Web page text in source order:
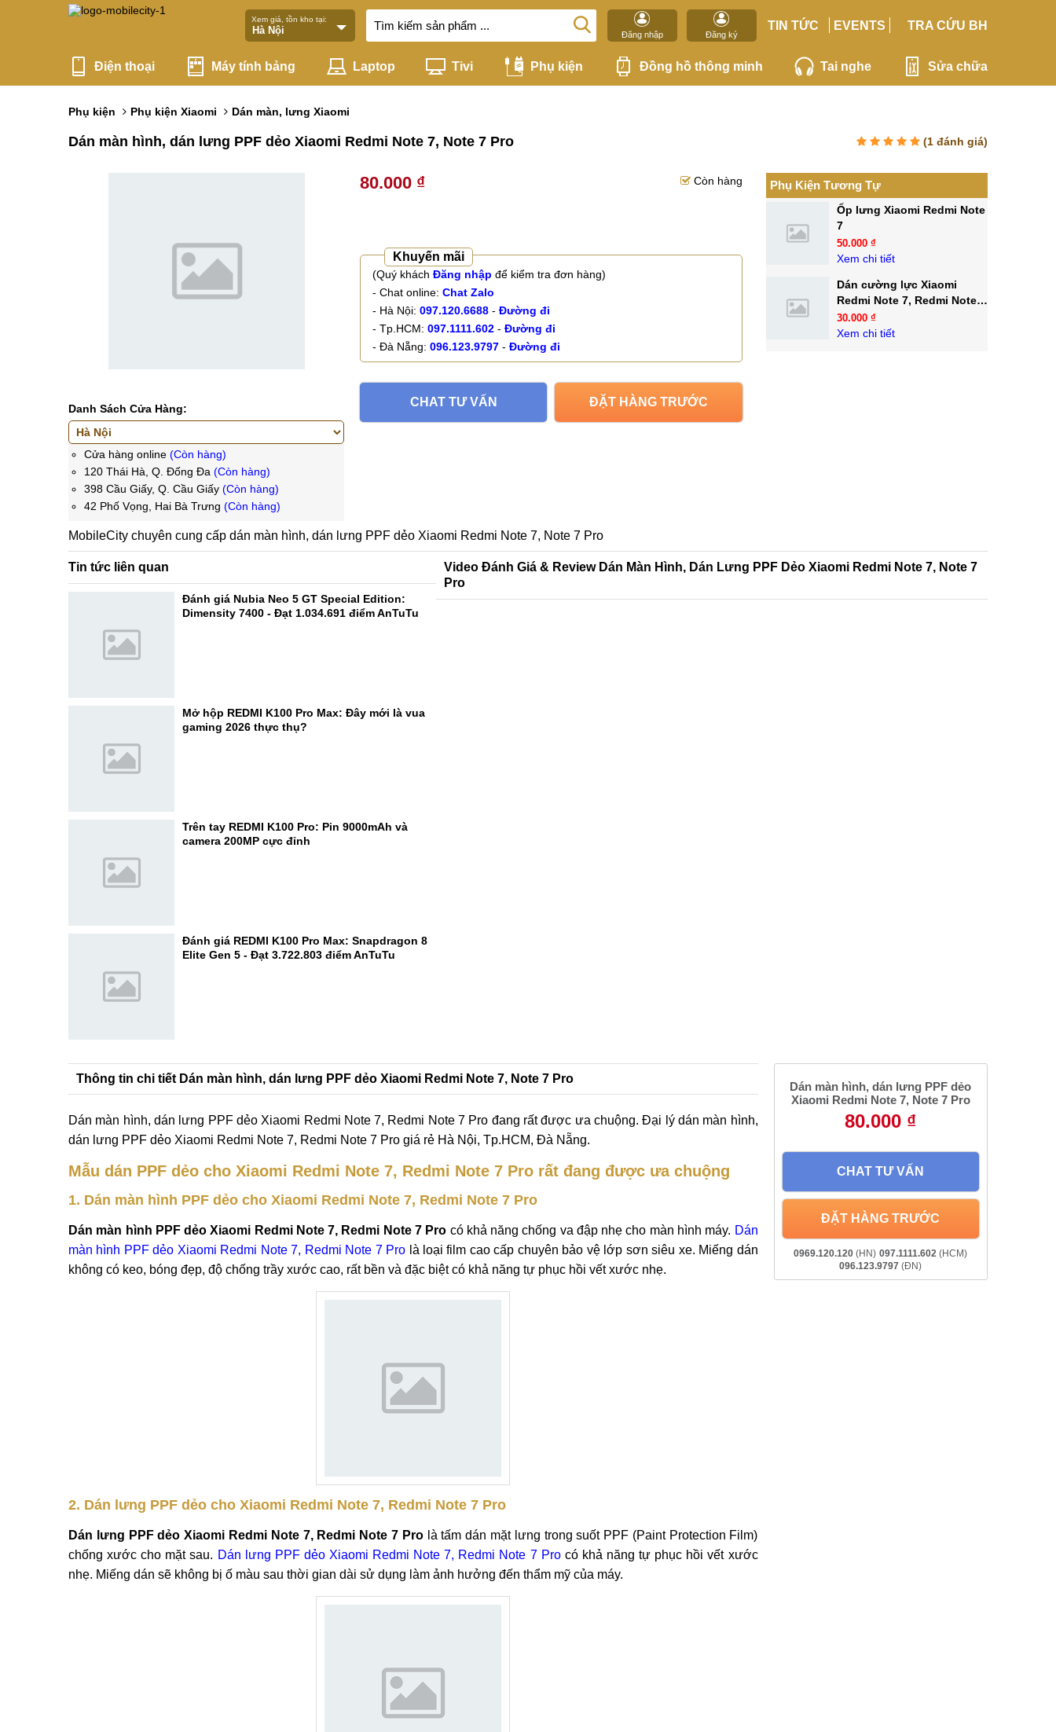
Xem giá, tồn kho tại:
Đăng nhập Đăng ký
TIN TỨC EVENTS TRA CỨU BH
Điện thoại Máy tính bảng Laptop Tivi Phụ kiện Đồng hồ thông minh Tai nghe Sửa chữa
Phụ kiện Phụ kiện Xiaomi Dán màn, lưng Xiaomi
Dán màn hình, dán lưng PPF dẻo Xiaomi Redmi Note 7, Note 7 Pro (1 đánh giá)
Danh Sách Cửa Hàng:
Cửa hàng online (Còn hàng)
120 Thái Hà, Q. Đống Đa (Còn hàng)
398 Cầu Giấy, Q. Cầu Giấy (Còn hàng)
42 Phố Vọng, Hai Bà Trưng (Còn hàng)
80.000 ₫ Còn hàng
Khuyến mãi
(Quý khách Đăng nhập để kiểm tra đơn hàng)
- Chat online: Chat Zalo
- Hà Nội: 097.120.6688 - Đường đi
- Tp.HCM: 097.1111.602 - Đường đi
- Đà Nẵng: 096.123.9797 - Đường đi
CHAT TƯ VẤN ĐẶT HÀNG TRƯỚC
Phụ Kiện Tương Tự
Ốp lưng Xiaomi Redmi Note
7
50.000 ₫
Xem chi tiết
Dán cường lực Xiaomi
Redmi Note 7, Redmi Note 7
Pro
30.000 ₫
Xem chi tiết
MobileCity chuyên cung cấp dán màn hình, dán lưng PPF dẻo Xiaomi Redmi Note 7, Note 7 Pro
Tin tức liên quan
Đánh giá Nubia Neo 5 GT Special Edition:
Dimensity 7400 - Đạt 1.034.691 điểm AnTuTu
Mở hộp REDMI K100 Pro Max: Đây mới là vua
gaming 2026 thực thụ?
Trên tay REDMI K100 Pro: Pin 9000mAh và
camera 200MP cực đỉnh
Đánh giá REDMI K100 Pro Max: Snapdragon 8
Elite Gen 5 - Đạt 3.722.803 điểm AnTuTu
Video Đánh Giá & Review Dán Màn Hình, Dán Lưng PPF Dẻo Xiaomi Redmi Note 7, Note 7
Pro
Thông tin chi tiết Dán màn hình, dán lưng PPF dẻo Xiaomi Redmi Note 7, Note 7 Pro
Dán màn hình, dán lưng PPF dẻo Xiaomi Redmi Note 7, Redmi Note 7 Pro đang rất được ưa chuộng. Đại lý dán màn hình,
dán lưng PPF dẻo Xiaomi Redmi Note 7, Redmi Note 7 Pro giá rẻ Hà Nội, Tp.HCM, Đà Nẵng.
Mẫu dán PPF dẻo cho Xiaomi Redmi Note 7, Redmi Note 7 Pro rất đang được ưa chuộng
1. Dán màn hình PPF dẻo cho Xiaomi Redmi Note 7, Redmi Note 7 Pro
Dán màn hình PPF dẻo Xiaomi Redmi Note 7, Redmi Note 7 Pro có khả năng chống va đập nhẹ cho màn hình máy. Dán
màn hình PPF dẻo Xiaomi Redmi Note 7, Redmi Note 7 Pro là loại film cao cấp chuyên bảo vệ lớp sơn siêu xe. Miếng dán
không có keo, bóng đẹp, độ chống trầy xước cao, rất bền và đặc biệt có khả năng tự phục hồi vết xước nhẹ.
2. Dán lưng PPF dẻo cho Xiaomi Redmi Note 7, Redmi Note 7 Pro
Dán lưng PPF dẻo Xiaomi Redmi Note 7, Redmi Note 7 Prolà tấm dán mặt lưng trong suốt PPF (Paint Protection Film)
chống xước cho mặt sau. Dán lưng PPF dẻo Xiaomi Redmi Note 7, Redmi Note 7 Procó khả năng tự phục hồi vết xước
nhẹ. Miếng dán sẽ không bị ố màu sau thời gian dài sử dụng làm ảnh hưởng đến thẩm mỹ của máy.
Dán màn hình, dán lưng PPF dẻo
Xiaomi Redmi Note 7, Note 7 Pro
80.000 ₫
CHAT TƯ VẤN
ĐẶT HÀNG TRƯỚC
0969.120.120 (HN) 097.1111.602 (HCM)
096.123.9797 (ĐN)